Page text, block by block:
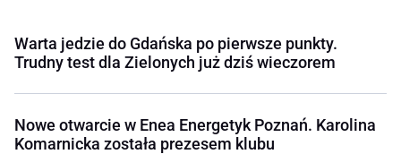
Warta jedzie do Gdańska po pierwsze punkty.
Trudny test dla Zielonych już dziś wieczorem
Nowe otwarcie w Enea Energetyk Poznań. Karolina
Komarnicka została prezesem klubu